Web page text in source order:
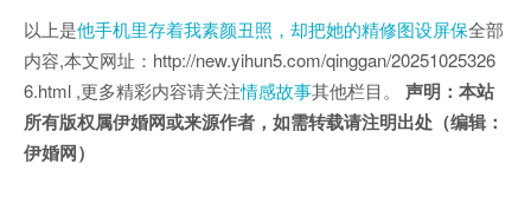
以上是他手机里存着我素颜丑照，却把她的精修图设屏保全部
内容,本文网址：http://new.yihun5.com/qinggan/20251025326
6.html ,更多精彩内容请关注情感故事其他栏目。 声明：本站
所有版权属伊婚网或来源作者，如需转载请注明出处（编辑：
伊婚网）